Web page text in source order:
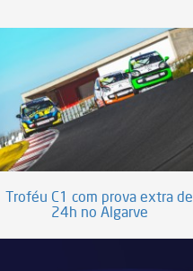
Troféu C1 com prova extra de
24h no Algarve